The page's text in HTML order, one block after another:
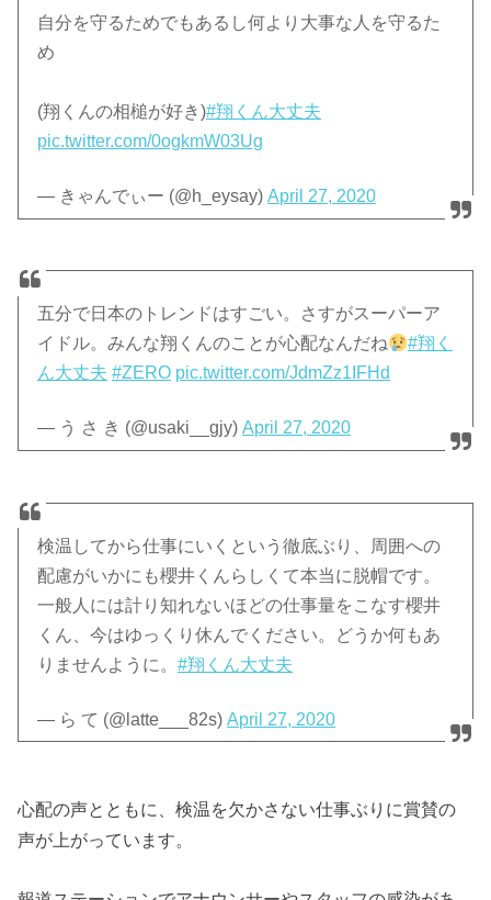
自分を守るためでもあるし何より大事な人を守るた
め
(翔くんの相槌が好き)#翔くん大丈夫
pic.twitter.com/0ogkmW03Ug
— きゃんでぃー (@h_eysay)April 27, 2020
五分で日本のトレンドはすごい。さすがスーパーア
イドル。みんな翔くんのことが心配なんだね
#翔く
ん大丈夫 #ZERO pic.twitter.com/JdmZz1IFHd
— う さ き (@usaki__gjy)April 27, 2020
検温してから仕事にいくという徹底ぶり、周囲への
配慮がいかにも櫻井くんらしくて本当に脱帽です。
一般人には計り知れないほどの仕事量をこなす櫻井
くん、今はゆっくり休んでください。どうか何もあ
りませんように。#翔くん大丈夫
— ら て (@latte___82s)April 27, 2020
心配の声とともに、検温を欠かさない仕事ぶりに賞賛の
声が上がっています。